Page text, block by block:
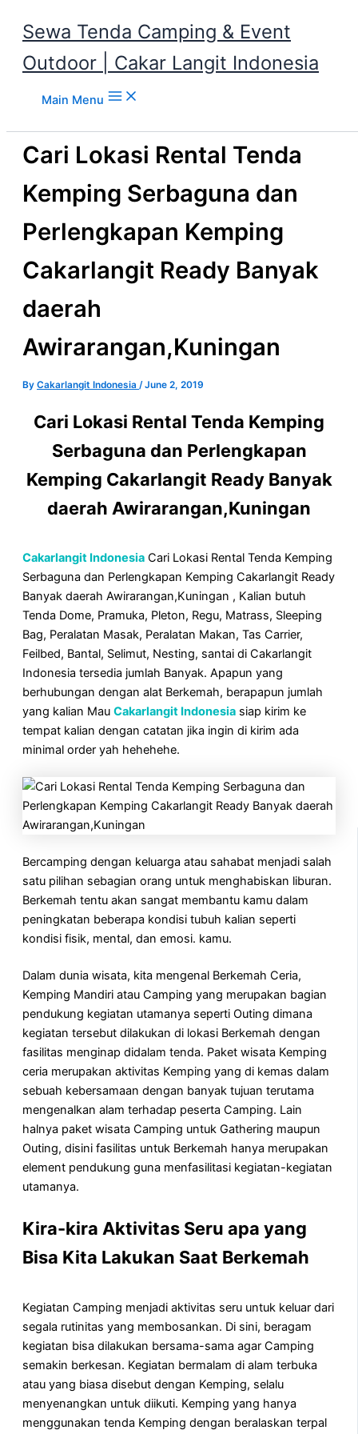
Sewa Tenda Camping & Event
Outdoor | Cakar Langit Indonesia
Main Menu
Cari Lokasi Rental Tenda
Kemping Serbaguna dan
Perlengkapan Kemping
Cakarlangit Ready Banyak
daerah
Awirarangan,Kuningan
By Cakarlangit Indonesia /June 2, 2019
Cari Lokasi Rental Tenda Kemping
Serbaguna dan Perlengkapan
Kemping Cakarlangit Ready Banyak
daerah Awirarangan,Kuningan
Cakarlangit Indonesia Cari Lokasi Rental Tenda Kemping
Serbaguna dan Perlengkapan Kemping Cakarlangit Ready
Banyak daerah Awirarangan,Kuningan , Kalian butuh
Tenda Dome, Pramuka, Pleton, Regu, Matrass, Sleeping
Bag, Peralatan Masak, Peralatan Makan, Tas Carrier,
Feilbed, Bantal, Selimut, Nesting, santai di Cakarlangit
Indonesia tersedia jumlah Banyak. Apapun yang
berhubungan dengan alat Berkemah, berapapun jumlah
yang kalian Mau Cakarlangit Indonesia siap kirim ke
tempat kalian dengan catatan jika ingin di kirim ada
minimal order yah hehehehe.
Bercamping dengan keluarga atau sahabat menjadi salah
satu pilihan sebagian orang untuk menghabiskan liburan.
Berkemah tentu akan sangat membantu kamu dalam
peningkatan beberapa kondisi tubuh kalian seperti
kondisi fisik, mental, dan emosi. kamu.
Dalam dunia wisata, kita mengenal Berkemah Ceria,
Kemping Mandiri atau Camping yang merupakan bagian
pendukung kegiatan utamanya seperti Outing dimana
kegiatan tersebut dilakukan di lokasi Berkemah dengan
fasilitas menginap didalam tenda. Paket wisata Kemping
ceria merupakan aktivitas Kemping yang di kemas dalam
sebuah kebersamaan dengan banyak tujuan terutama
mengenalkan alam terhadap peserta Camping. Lain
halnya paket wisata Camping untuk Gathering maupun
Outing, disini fasilitas untuk Berkemah hanya merupakan
element pendukung guna menfasilitasi kegiatan-kegiatan
utamanya.
Kira-kira Aktivitas Seru apa yang
Bisa Kita Lakukan Saat Berkemah
Kegiatan Camping menjadi aktivitas seru untuk keluar dari
segala rutinitas yang membosankan. Di sini, beragam
kegiatan bisa dilakukan bersama-sama agar Camping
semakin berkesan. Kegiatan bermalam di alam terbuka
atau yang biasa disebut dengan Kemping, selalu
menyenangkan untuk diikuti. Kemping yang hanya
menggunakan tenda Kemping dengan beralaskan terpal